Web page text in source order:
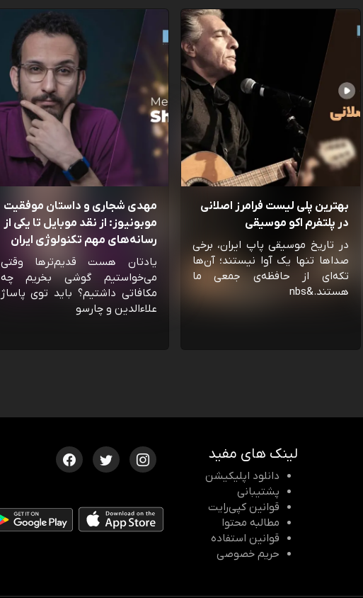
بهترین پلی لیست فرامرز اصلانی
در پلتفرم اکو موسیقی
در تاریخ موسیقی پاپ ایران، برخی
صداها تنها یک آوا نیستند؛ آن‌ها
تکه‌ای از حافظه‌ی جمعی ما
هستند.&nbs
مهدی شجاری و داستان موفقیت
موبونیوز: از نقد موبایل تا یکی از
رسانه‌‌های مهم تکنولوژی ایران
یادتان هست قدیم‌ترها وقتی
می‌خواستیم گوشی بخریم چه
مکافاتی داشتیم؟ باید توی پاساژ
علاءالدین و چارسو
لینک های مفید
دانلود اپلیکیشن
پشتیبانی
قوانین کپی‌رایت
مطالبه محتوا
قوانین استفاده
حریم خصوصی